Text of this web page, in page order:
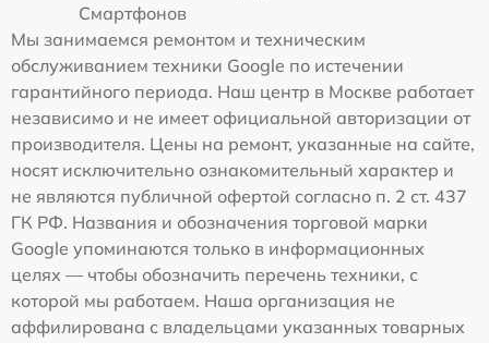
Смартфонов
Мы занимаемся ремонтом и техническим
обслуживанием техники Google по истечении
гарантийного периода. Наш центр в Москве работает
независимо и не имеет официальной авторизации от
производителя. Цены на ремонт, указанные на сайте,
носят исключительно ознакомительный характер и
не являются публичной офертой согласно п. 2 ст. 437
ГК РФ. Названия и обозначения торговой марки
Google упоминаются только в информационных
целях — чтобы обозначить перечень техники, с
которой мы работаем. Наша организация не
аффилирована с владельцами указанных товарных